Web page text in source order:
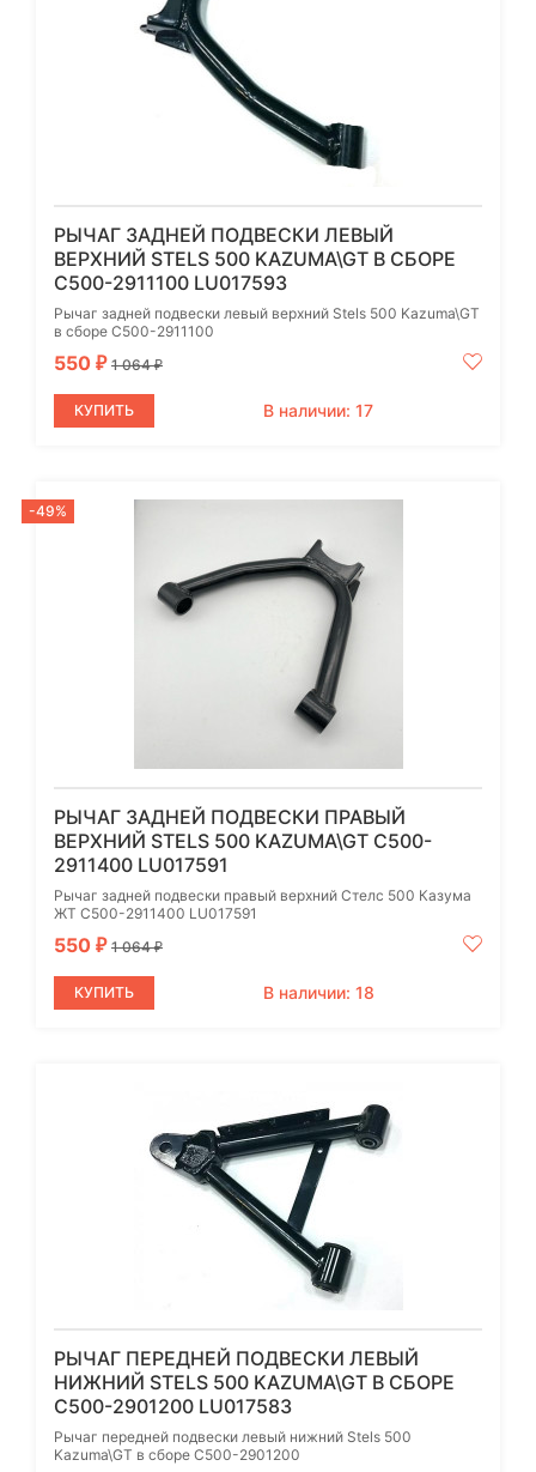
РЫЧАГ ЗАДНЕЙ ПОДВЕСКИ ЛЕВЫЙ
ВЕРХНИЙ STELS 500 KAZUMA\GT В СБОРЕ
C500-2911100 LU017593
Рычаг задней подвески левый верхний Stels 500 Kazuma\GT
в сборе C500-2911100
550 ₽ 1 064₽
КУПИТЬ В наличии: 17
-49%
РЫЧАГ ЗАДНЕЙ ПОДВЕСКИ ПРАВЫЙ
ВЕРХНИЙ STELS 500 KAZUMA\GT C500-
2911400 LU017591
Рычаг задней подвески правый верхний Стелс 500 Казума
ЖТ C500-2911400 LU017591
550 ₽ 1 064₽
КУПИТЬ В наличии: 18
РЫЧАГ ПЕРЕДНЕЙ ПОДВЕСКИ ЛЕВЫЙ
НИЖНИЙ STELS 500 KAZUMA\GT В СБОРЕ
C500-2901200 LU017583
Рычаг передней подвески левый нижний Stels 500
Kazuma\GT в сборе C500-2901200